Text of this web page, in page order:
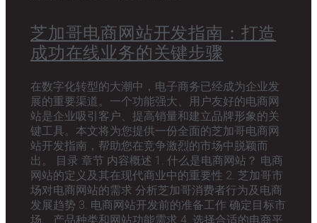
芝加哥电商网站开发指南：打造
成功在线业务的关键步骤
在数字化转型的大潮中，电子商务已经成为企业发
展的重要渠道。一个功能强大、用户友好的电商网
站是企业吸引客户、提高销量和建立品牌形象的关
键工具。本文将为您提供一份全面的芝加哥电商网
站开发指南，帮助您在竞争激烈的市场中脱颖而
出。 目录 章节 内容概述 1. 什么是电商网站？ 电商
网站的定义及其在现代商业中的重要性 2. 芝加哥市
场对电商网站的需求 分析芝加哥消费者行为及电商
发展趋势 3. 电商网站开发前的准备工作 确定目标市
场、产品种类和网站功能需求 4. 选择合适的电商平